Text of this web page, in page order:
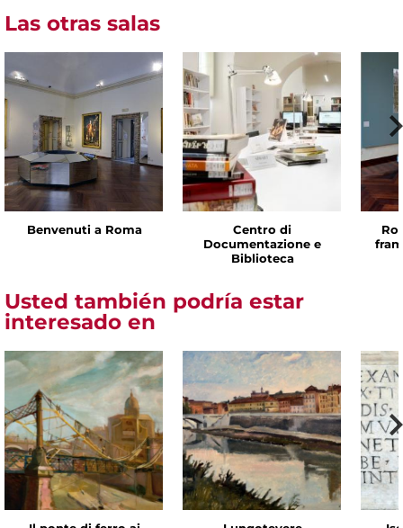
Las otras salas
Benvenuti a Roma
Centro di
Documentazione e
Biblioteca
Usted también podría estar
interesado en